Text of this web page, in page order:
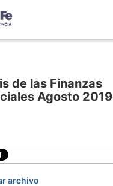
de las Finanzas
Agosto 2019
archivo